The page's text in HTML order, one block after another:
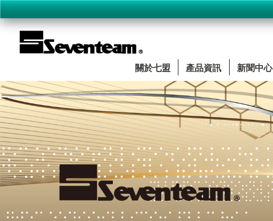
關於七盟 產品資訊 新聞中心